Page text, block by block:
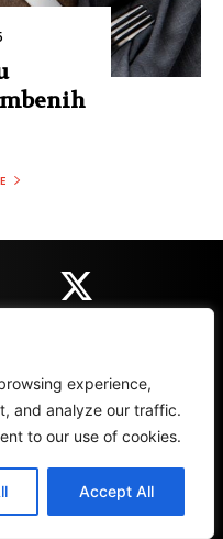
experience,
and analyze our traffic.
to our use of cookies.
Accept All
REZULTATI